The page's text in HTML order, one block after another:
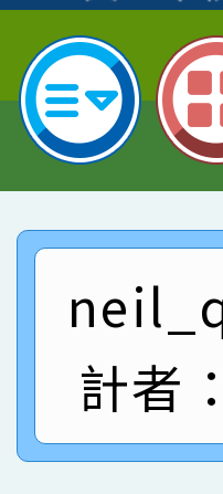
名
倩參加
名 指
賀！本
園市英
指導老
賀！本
賽 劉文
賀！本
創客第
賀！本
賽 洪
賀！
倩參
名 指
賀！
園市英
指導老
賀！本
賽 劉文
賀！本
計者